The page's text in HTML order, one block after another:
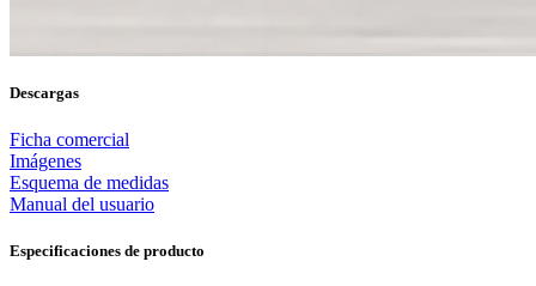
Descargas
Ficha comercial
Imágenes
Esquema de medidas
Manual del usuario
Especificaciones de producto